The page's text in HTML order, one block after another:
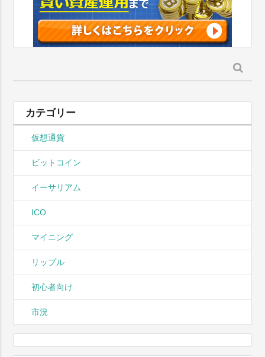
索:
カテゴリー
仮想通貨
ビットコイン
イーサリアム
ICO
マイニング
リップル
初心者向け
市況